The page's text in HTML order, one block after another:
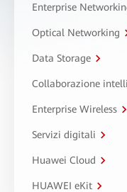
Enterprise
Optical Networking
Data Storage
Collaborazione
Enterprise Wireless
Servizi digitali
Huawei Cloud
HUAWEI eKit